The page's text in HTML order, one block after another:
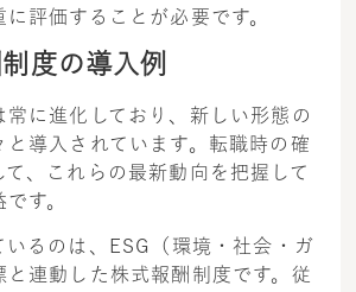
に評価することが必要です。
度の導入例
常に進化しており、新しい形態の
と導入されています。転職時の確
、これらの最新動向を把握して
す。
いるのは、ESG（環境・社会・ガ
と連動した株式報酬制度です。従